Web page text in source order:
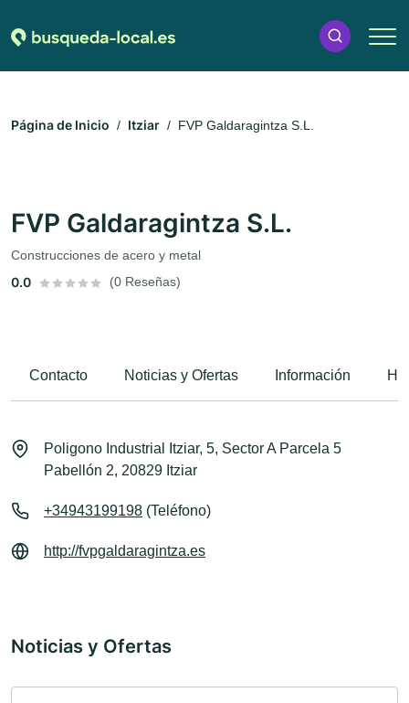
Página de Inicio Itziar FVP Galdaragintza S.L.
FVP Galdaragintza S.L.
Construcciones de acero y metal
0.0 (0 Reseñas)
Contacto Noticias y Ofertas Información
Poligono Industrial Itziar, 5, Sector A Parcela 5
Pabellón 2, 20829 Itziar
+34943199198 (Teléfono)
http://fvpgaldaragintza.es
Noticias y Ofertas